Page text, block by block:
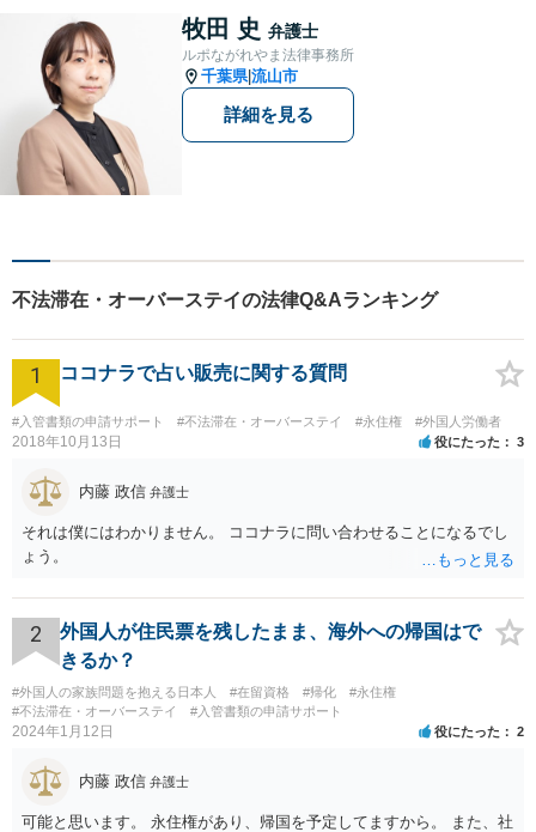
と連携し、税務・登記もワン
ストップで対応可」【休日・
夜間相談可】
牧田 史 弁護士
ルポながれやま法律事務所
千葉県|流山市
詳細を見る
不法滞在・オーバーステイの法律Q&Aランキング
1 ココナラで占い販売に関する質問
#入管書類の申請サポート #不法滞在・オーバーステイ #永住権 #外国人労働者
2018年10月13日 役にたった 3
内藤 政信 弁護士
それは僕にはわかりません。 ココナラに問い合わせることになるでし
ょう。
2
外国人が住民票を残したまま、海外への帰国はで
きるか？
#外国人の家族問題を抱える日本人 #在留資格 #帰化
#永住権
#不法滞在・オーバーステイ
#入管書類の申請サポート
2024年1月12日 役にたった 2
内藤 政信 弁護士
可能と思います。 永住権があり、帰国を予定してますから。 また、社